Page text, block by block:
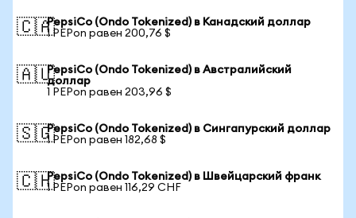
🇨🇦PepsiCo (Ondo Tokenized) в Канадский доллар
1 PEPon равен 200,76 $
🇦🇺PepsiCo (Ondo Tokenized) в Австралийский
доллар
1 PEPon равен 203,96 $
🇸🇬PepsiCo (Ondo Tokenized) в Сингапурский доллар
1 PEPon равен 182,68 $
🇨🇭PepsiCo (Ondo Tokenized) в Швейцарский франк
1 PEPon равен 116,29 CHF